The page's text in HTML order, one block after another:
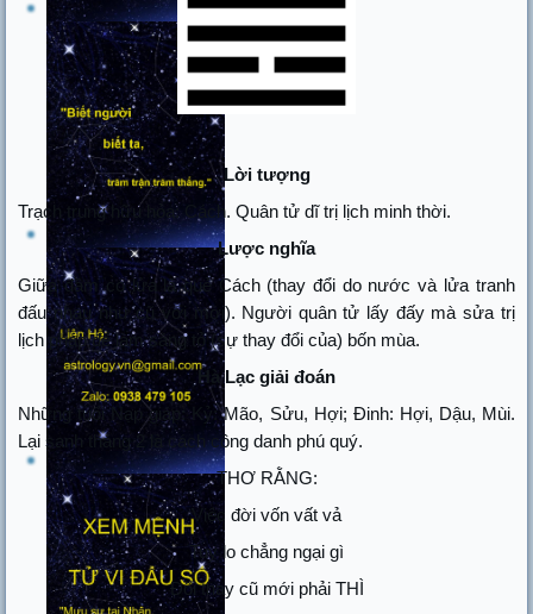
Lời tượng
Trạch trung hữu hỏa: Cách. Quân tử dĩ trị lịch minh thời.
Lược nghĩa
Giữa đầm có lửa là quẻ Cách (thay đổi do nước và lửa tranh
đấu nhau như cũ với mới). Người quân tử lấy đấy mà sửa trị
lịch pháp để làm sáng tỏ (sự thay đổi của) bốn mùa.
Hà Lạc giải đoán
Những tuổi Nạp giáp: Kỷ: Mão, Sửu, Hợi; Đinh: Hợi, Dậu, Mùi.
Lại sanh tháng 2 là cách công danh phú quý.
THƠ RẰNG:
Việc đời vốn vất vả
Tuy lo chẳng ngại gì
Đổi thay cũ mới phải THÌ